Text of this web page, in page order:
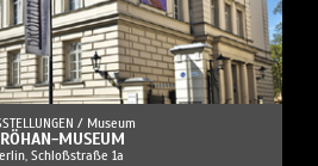
/ Museum
MUSEUM
Schloßstraße 1a